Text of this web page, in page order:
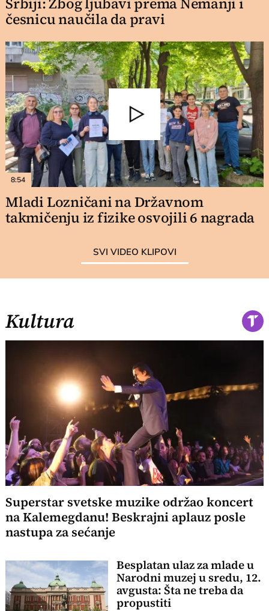
Srbiji: Zbog ljubavi prema Nemanji i
česnicu naučila da pravi
8:54
Mladi Lozničani na Državnom
takmičenju iz fizike osvojili 6 nagrada
SVI VIDEO KLIPOVI
Kultura
Superstar svetske muzike održao koncert
na Kalemegdanu! Beskrajni aplauz posle
nastupa za sećanje
Besplatan ulaz za mlade u
Narodni muzej u sredu, 12.
avgusta: Šta ne treba da
propustiti